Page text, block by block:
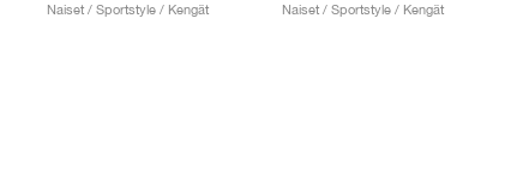
Naiset / Sportstyle / Kengät
Naiset / Sportstyle / Kengät